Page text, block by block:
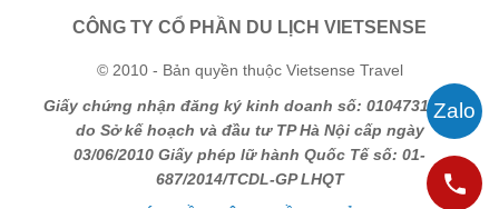
CÔNG TY CỔ PHẦN DU LỊCH VIETSENSE
© 2010 - Bản quyền thuộc Vietsense Travel
Giấy chứng nhận đăng ký kinh doanh số: 0104731205
do Sở kế hoạch và đầu tư TP Hà Nội cấp ngày
03/06/2010 Giấy phép lữ hành Quốc Tế số: 01-
687/2014/TCDL-GP LHQT